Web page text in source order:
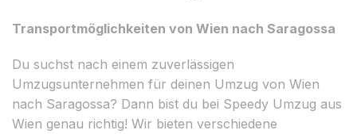
Transportmöglichkeiten von Wien nach Saragossa
Du suchst nach einem zuverlässigen
Umzugsunternehmen für deinen Umzug von Wien
nach Saragossa? Dann bist du bei Speedy Umzug aus
Wien genau richtig! Wir bieten verschiedene